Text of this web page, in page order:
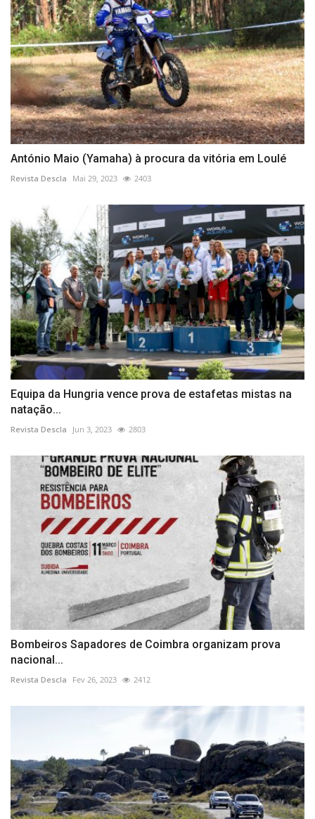
António Maio (Yamaha) à procura da vitória em Loulé
Revista Descla Mai 29, 2023 2403
Equipa da Hungria vence prova de estafetas mistas na
natação...
Revista Descla Jun 3, 2023 2803
Bombeiros Sapadores de Coimbra organizam prova
nacional...
Revista Descla Fev 26, 2023 2412